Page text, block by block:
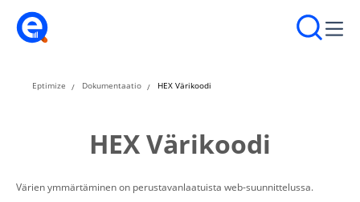
Eptimize Dokumentaatio HEX Värikoodi
HEX Värikoodi
Värien ymmärtäminen on perustavanlaatuista web-suunnittelussa.